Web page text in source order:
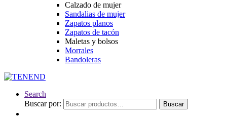
Calzado de mujer
Sandalias de mujer
Zapatos planos
Zapatos de tacón
Maletas y bolsos
Morrales
Bandoleras
Search
Buscar por:
Buscar